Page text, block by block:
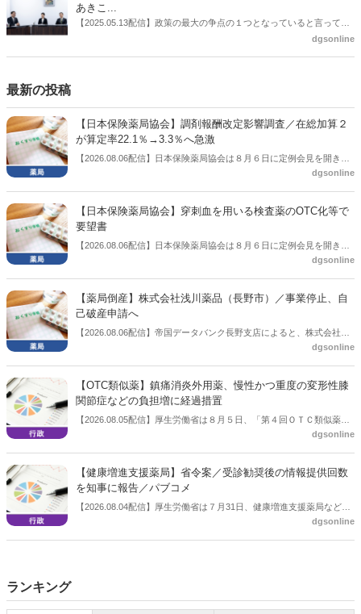
あきこ...
【2025.05.13配信】政策の最大の争点の１つとなっていると言っても
よいのが社会保障のこれからのあり方だ。特に与党では、政府関係者
dgsonline
最新の投稿
【日本保険薬局協会】調剤報酬改定影響調査／在総加算２
が算定率22.1％→3.3％へ急激
【2026.08.06配信】日本保険薬局協会は８月６日に定例会見を開き、
「令和８年度調剤報酬改定に係る保険薬局への影響」の調査結果を公
3.3％へ大きく低下した。
dgsonline
【日本保険薬局協会】穿刺血を用いる検査薬のOTC化等で
要望書
【2026.08.06配信】日本保険薬局協会は８月６日に定例会見を開き、
「穿刺血を用いる検査薬のOTC化等に関する要望書」を厚生労働省 医
dgsonline
【薬局倒産】株式会社浅川薬品（長野市）／事業停止、自
己破産申請へ
【2026.08.06配信】帝国データバンク長野支店によると、株式会社浅
川薬品（長野市）は7月31日に事業を停止し、自己破産申請の準備に
dgsonline
【OTC類似薬】鎮痛消炎外用薬、慢性かつ重度の変形性膝
関節症などの負担増に経過措置
【2026.08.05配信】厚生労働省は８月５日、「第４回ＯＴＣ類似薬の
保険給付の見直しの実施に向けた技術的検討会」を開催。「中間とり
会等に報告し、令和８年秋頃を目途に結論を得る予定。
dgsonline
【健康増進支援薬局】省令案／受診勧奨後の情報提供回数
を知事に報告／パブコメ
【2026.08.04配信】厚生労働省は７月31日、健康増進支援薬局などに
関する省令案を示し、パブコメを開始した。受診勧奨を行った後に、
dgsonline
ランキング